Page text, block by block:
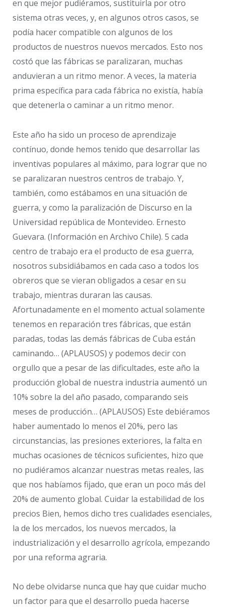
en que mejor pudiéramos, sustituirla por otro
sistema otras veces, y, en algunos otros casos, se
podía hacer compatible con algunos de los
productos de nuestros nuevos mercados. Esto nos
costó que las fábricas se paralizaran, muchas
anduvieran a un ritmo menor. A veces, la materia
prima específica para cada fábrica no existía, había
que detenerla o caminar a un ritmo menor.
Este año ha sido un proceso de aprendizaje
contínuo, donde hemos tenido que desarrollar las
inventivas populares al máximo, para lograr que no
se paralizaran nuestros centros de trabajo. Y,
también, como estábamos en una situación de
guerra, y como la paralización de Discurso en la
Universidad república de Montevideo. Ernesto
Guevara. (Información en Archivo Chile). 5 cada
centro de trabajo era el producto de esa guerra,
nosotros subsidiábamos en cada caso a todos los
obreros que se vieran obligados a cesar en su
trabajo, mientras duraran las causas.
Afortunadamente en el momento actual solamente
tenemos en reparación tres fábricas, que están
paradas, todas las demás fábricas de Cuba están
caminando… (APLAUSOS) y podemos decir con
orgullo que a pesar de las dificultades, este año la
producción global de nuestra industria aumentó un
10% sobre la del año pasado, comparando seis
meses de producción… (APLAUSOS) Este debiéramos
haber aumentado lo menos el 20%, pero las
circunstancias, las presiones exteriores, la falta en
muchas ocasiones de técnicos suficientes, hizo que
no pudiéramos alcanzar nuestras metas reales, las
que nos habíamos fijado, que eran un poco más del
20% de aumento global. Cuidar la estabilidad de los
precios Bien, hemos dicho tres cualidades esenciales,
la de los mercados, los nuevos mercados, la
industrialización y el desarrollo agrícola, empezando
por una reforma agraria.
No debe olvidarse nunca que hay que cuidar mucho
un factor para que el desarrollo pueda hacerse